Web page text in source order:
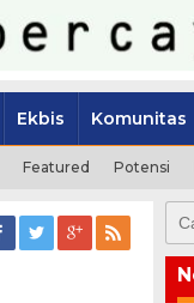
Ekbis Komunitas
Featured Potensi